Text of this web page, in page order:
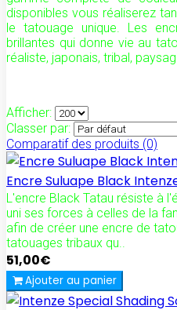
disponibles vous réaliserez
le tatouage unique. Les
brillantes qui donne vie au
réaliste, japonais, tribal,
Afficher:
Classer par:
Comparatif des produits (0)
Encre Suluape Black
L'encre Black Tatau résiste à
uni ses forces à celles de la
afin de créer une encre de
tatouages tribaux qu..
51,00€
Ajouter au panier